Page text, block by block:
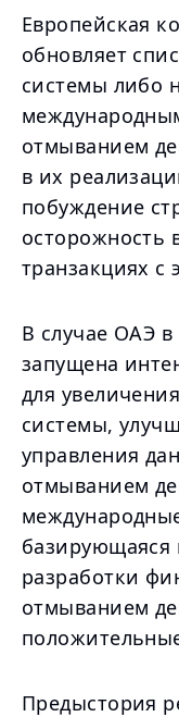
Европейская
обновляет
системы либо
отмыванием
в их
побуждение
осторожность
транзакциях с
В случае ОАЭ
запущена
для
системы,
управления
отмыванием
базирующаяся
разработки
отмыванием
Предыстория